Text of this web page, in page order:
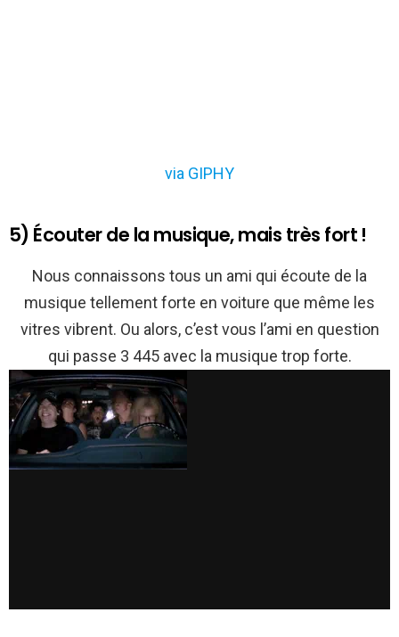
via GIPHY
5) Écouter de la musique, mais très fort !
Nous connaissons tous un ami qui écoute de la
musique tellement forte en voiture que même les
vitres vibrent. Ou alors, c’est vous l’ami en question
qui passe 3 445 avec la musique trop forte.